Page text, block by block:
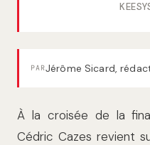
PARJérôme Sicard,
À la croisée de la
Cédric Cazes revient